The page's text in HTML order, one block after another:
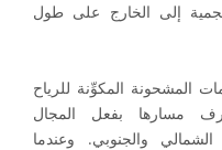
إلى الخارج على طول
المكوِّنة للرياح
مسارها بفعل المجال
والجنوبي. وعندما